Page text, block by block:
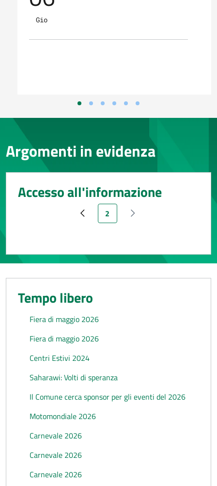
Gio
Argomenti in evidenza
Accesso all'informazione
Pagina precedente
Pagina attuale
2 Pagina successiva
Tempo libero
Fiera di maggio 2026
Fiera di maggio 2026
Centri Estivi 2024
Saharawi: Volti di speranza
Il Comune cerca sponsor per gli eventi del 2026
Motomondiale 2026
Carnevale 2026
Carnevale 2026
Carnevale 2026